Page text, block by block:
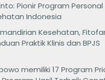
Pionir Program Personal
Indonesia
Kesehatan,
Praktik Klinis dan BPJS
memiliki 17 Program